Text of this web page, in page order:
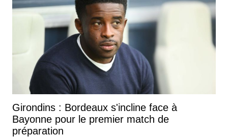
Girondins : Bordeaux s'incline face à
Bayonne pour le premier match de
préparation